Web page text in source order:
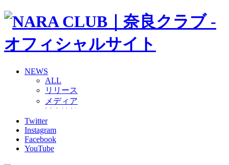
NEWS
ALL
リリース
メディア
グッズ
ファンコミュニティ
普及・育成
ホームタウン
Twitter
Instagram
Facebook
YouTube